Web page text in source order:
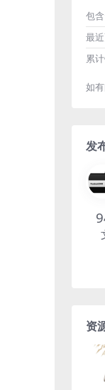
包
最
累
如
发
资